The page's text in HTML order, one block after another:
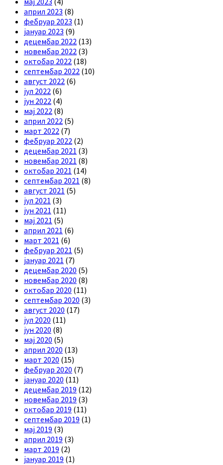
април 2023 (8)
фебруар 2023 (1)
јануар 2023 (9)
децембар 2022 (13)
новембар 2022 (3)
октобар 2022 (18)
септембар 2022 (10)
август 2022 (6)
јул 2022 (6)
јун 2022 (4)
мај 2022 (8)
април 2022 (5)
март 2022 (7)
фебруар 2022 (2)
децембар 2021 (3)
новембар 2021 (8)
октобар 2021 (14)
септембар 2021 (8)
август 2021 (5)
јул 2021 (3)
јун 2021 (11)
мај 2021 (5)
април 2021 (6)
март 2021 (6)
фебруар 2021 (5)
јануар 2021 (7)
децембар 2020 (5)
новембар 2020 (8)
октобар 2020 (11)
септембар 2020 (3)
август 2020 (17)
јул 2020 (11)
јун 2020 (8)
мај 2020 (5)
април 2020 (13)
март 2020 (15)
фебруар 2020 (7)
јануар 2020 (11)
децембар 2019 (12)
новембар 2019 (3)
октобар 2019 (11)
септембар 2019 (1)
мај 2019 (3)
април 2019 (3)
март 2019 (2)
јануар 2019 (1)